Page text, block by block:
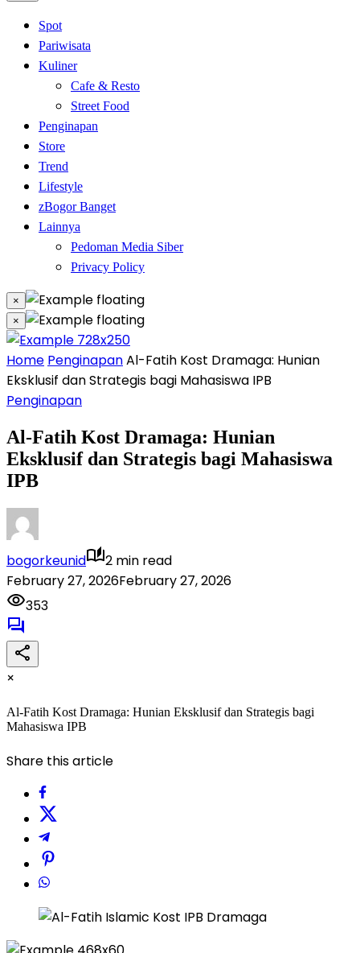
Spot
Pariwisata
Kuliner
Cafe & Resto
Street Food
Penginapan
Store
Trend
Lifestyle
zBogor Banget
Lainnya
Pedoman Media Siber
Privacy Policy
×
×
Home PenginapanAl-Fatih Kost Dramaga: Hunian
Eksklusif dan Strategis bagi Mahasiswa IPB
Penginapan
Al-Fatih Kost Dramaga: Hunian
Eksklusif dan Strategis bagi Mahasiswa
IPB
bogorkeunid
2 min read
February 27, 2026February 27, 2026
353
×
Al-Fatih Kost Dramaga: Hunian Eksklusif dan Strategis bagi
Mahasiswa IPB
Share this article